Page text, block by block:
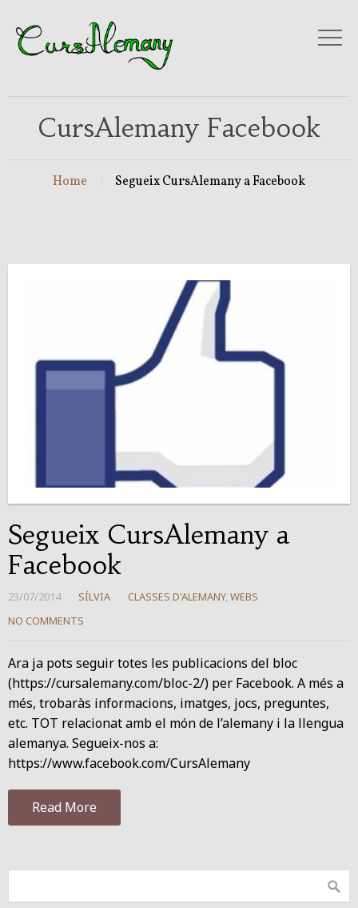
CursAlemany Facebook
Home Segueix CursAlemany a Facebook
Segueix CursAlemany a
Facebook
23/07/2014 SÍLVIA CLASSES D'ALEMANY, WEBS
NO COMMENTS
Ara ja pots seguir totes les publicacions del bloc
(https://cursalemany.com/bloc-2/) per Facebook. A més a
més, trobaràs informacions, imatges, jocs, preguntes,
etc. TOT relacionat amb el món de l’alemany i la llengua
alemanya. Segueix-nos a:
https://www.facebook.com/CursAlemany
Read More